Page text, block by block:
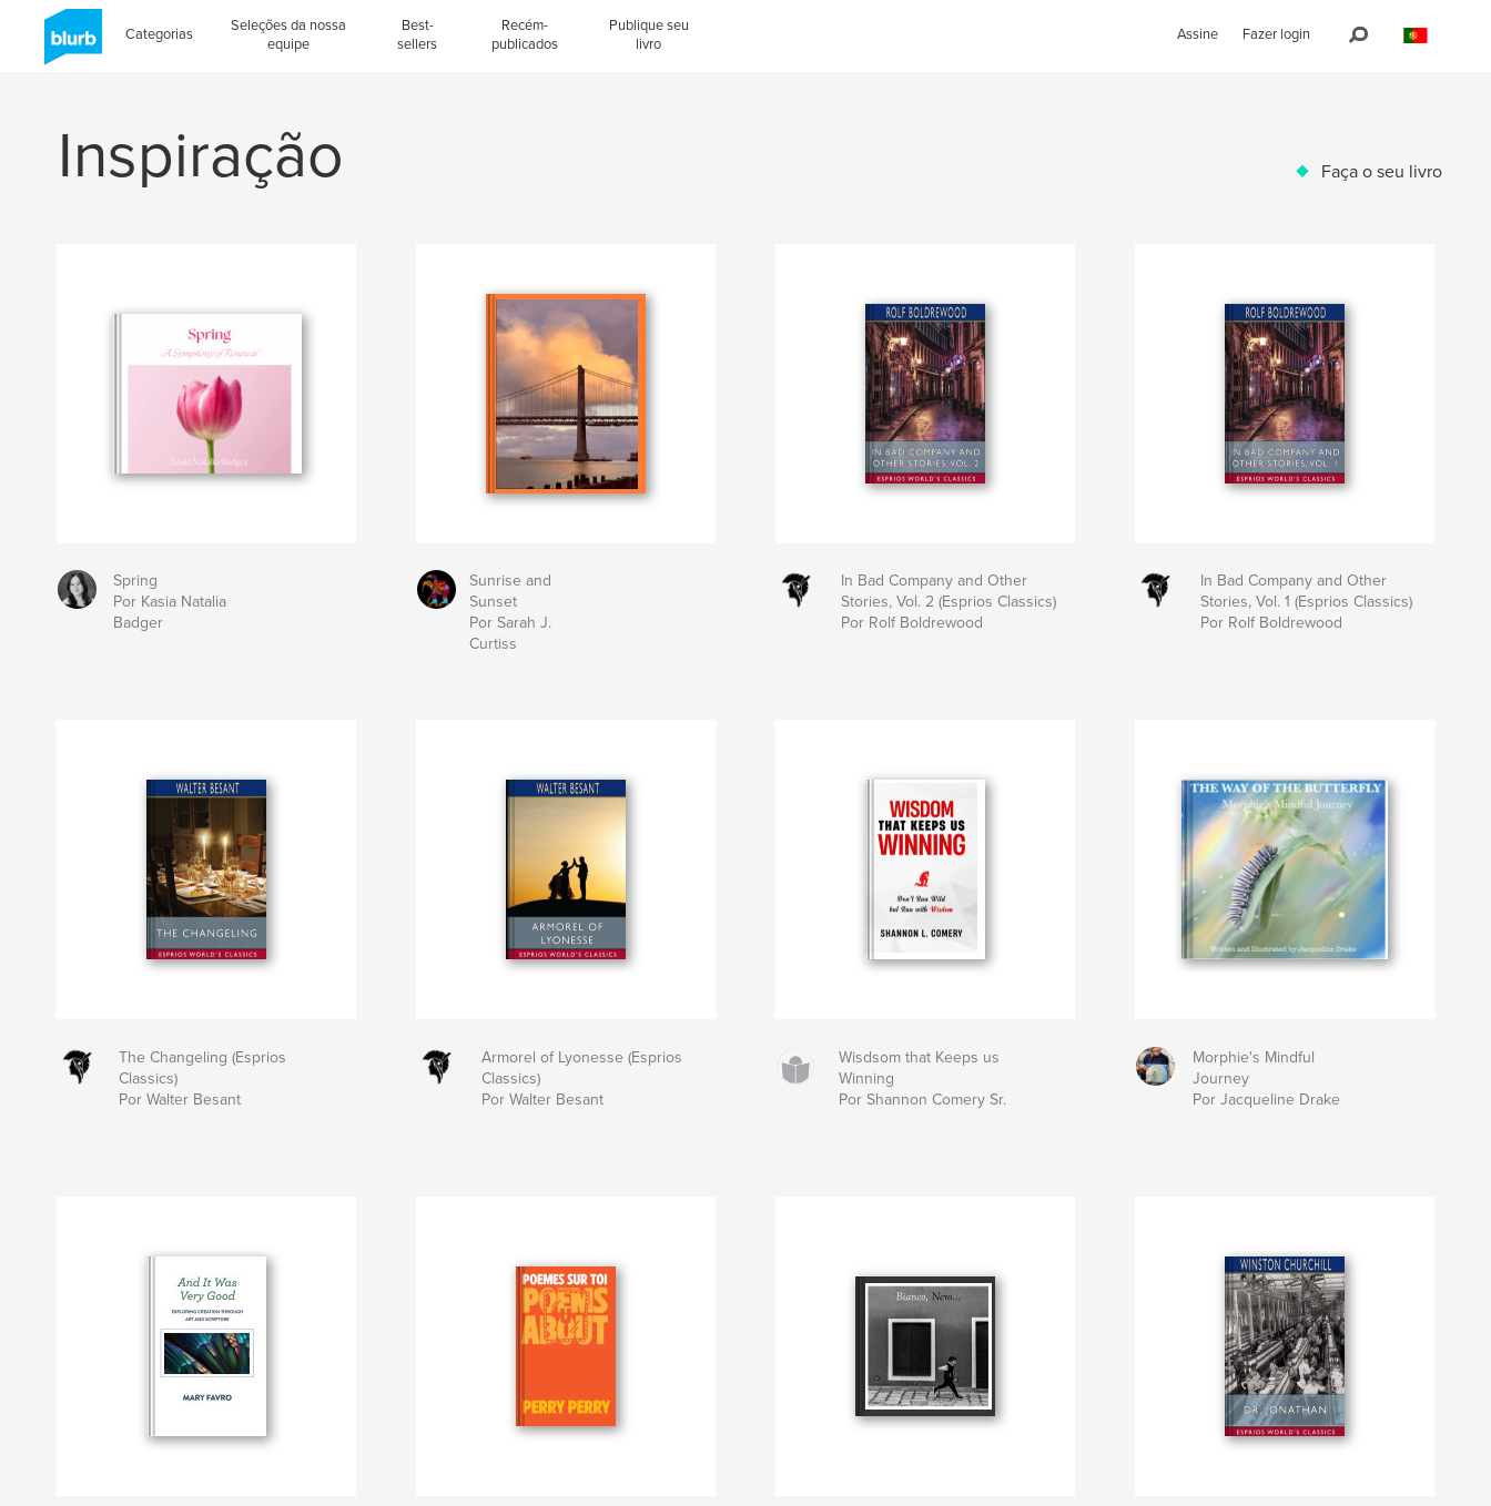
Categorias
Seleções da nossa
equipe
Best-
sellers
Recém-
publicados
Publique seu
livro
Assine Fazer login
Inspiração Faça o seu livro
Spring
Por Kasia Natalia
Badger
Sunrise and
Sunset
Por Sarah J.
Curtiss
In Bad Company and Other
Stories, Vol. 2 (Esprios Classics)
Por Rolf Boldrewood
In Bad Company and Other
Stories, Vol. 1 (Esprios Classics)
Por Rolf Boldrewood
The Changeling (Esprios
Classics)
Por Walter Besant
Armorel of Lyonesse (Esprios
Classics)
Por Walter Besant
Wisdsom that Keeps us
Winning
Por Shannon Comery Sr.
Morphie's Mindful
Journey
Por Jacqueline Drake